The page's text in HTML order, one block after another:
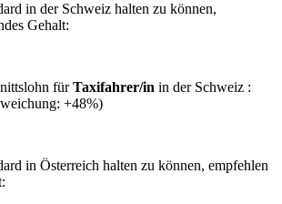
in der Schweiz halten zu können,
Gehalt:
fürTaxifahrer/in in der Schweiz :
+48%)
in Österreich halten zu können, empfehlen